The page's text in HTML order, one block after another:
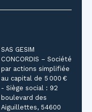
SAS GESIM
CONCORDIS – Société
par actions simplifiée
au capital de 5 000 €
- Siège social : 92
boulevard des
Aiguillettes, 54600